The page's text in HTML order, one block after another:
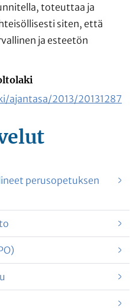
toteuttaa ja
siten, että
ja esteetön
2013/20131287
perusopetuksen